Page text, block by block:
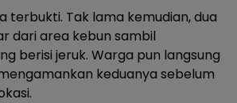
terbukti. Tak lama kemudian, dua
dari area kebun sambil
berisi jeruk. Warga pun langsung
keduanya sebelum